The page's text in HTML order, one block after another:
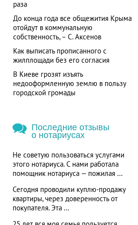
раза
До конца года все общежития Крыма
отойдут в коммунальную
собственность, – С. Аксенов
Как выписать прописанного с
жилплощади без его согласия
В Киеве грозят изъять
недооформленную землю в пользу
городской громады
Последние отзывы
о нотариусах
Не советую пользоваться услугами
этого нотариуса. С нами работала
помощник нотариуса — пожилая ...
Сегодня проводили куплю-продажу
квартиры, через доверенность от
покупателя. Эта ...